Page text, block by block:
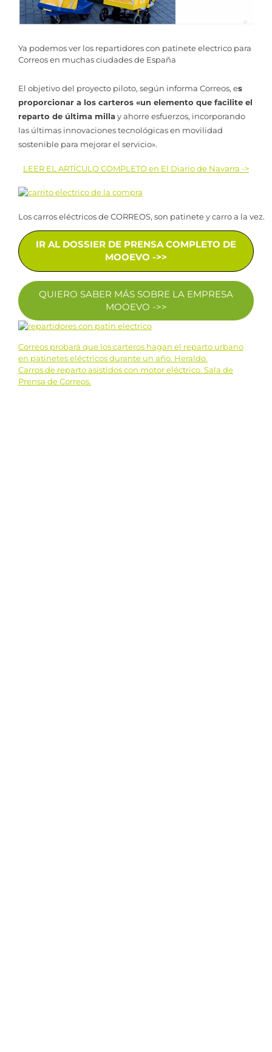
Ya podemos ver los repartidores con patinete electrico para
Correos en muchas ciudades de España
El objetivo del proyecto piloto, según informa Correos, es
proporcionar a los carteros «un elemento que facilite el
reparto de última millay ahorre esfuerzos, incorporando
las últimas innovaciones tecnológicas en movilidad
sostenible para mejorar el servicio».
LEER EL ARTÍCULO COMPLETO en El Diario de Navarra ->
Los carros eléctricos de CORREOS, son patinete y carro a la vez.
IR AL DOSSIER DE PRENSA COMPLETO DE
MOOEVO ->>
QUIERO SABER MÁS SOBRE LA EMPRESA
MOOEVO ->>
Navegación
de
Correos probará que los carteros hagan el reparto urbano
en patinetes eléctricos durante un año. Heraldo.
Carros de reparto asistidos con motor eléctrico. Sala de
Prensa de Correos.